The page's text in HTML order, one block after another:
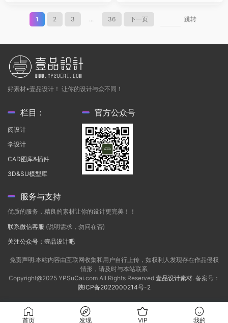
1 2 3 ... 36 下一页 跳转
好素材•壹品设计！ 让你的设计与众不同！
栏目：
阅设计
学设计
CAD图库&插件
3D&SU模型库
官方公众号
服务与支持
优质的服务，精良的素材让你的设计更完美！！
联系微信客服 (说明需求，勿问在否)
关注公众号：壹品设计吧
免责声明:本站内容由互联网收集和用户自行上传，如权利人发现存在作品侵权
情形，请及时与本站联系
Copyright@2025 YPSuCai.com All Rights Reserved 壹品设计素材. 备案号：
陕ICP备2022000214号-2
首页 发现 VIP 我的